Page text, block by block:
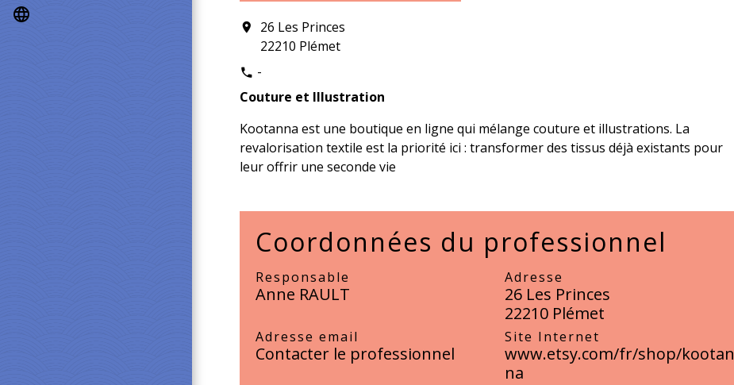
language
location_on
26 Les Princes
22210 Plémet
phone -
Couture et Illustration
Kootanna est une boutique en ligne qui mélange couture et illustrations. La
revalorisation textile est la priorité ici : transformer des tissus déjà existants pour
leur offrir une seconde vie
Coordonnées du professionnel
Responsable
Anne RAULT
Adresse
26 Les Princes
22210 Plémet
Adresse email
Contacter le professionnel
Site Internet
www.etsy.com/fr/shop/kootan
na